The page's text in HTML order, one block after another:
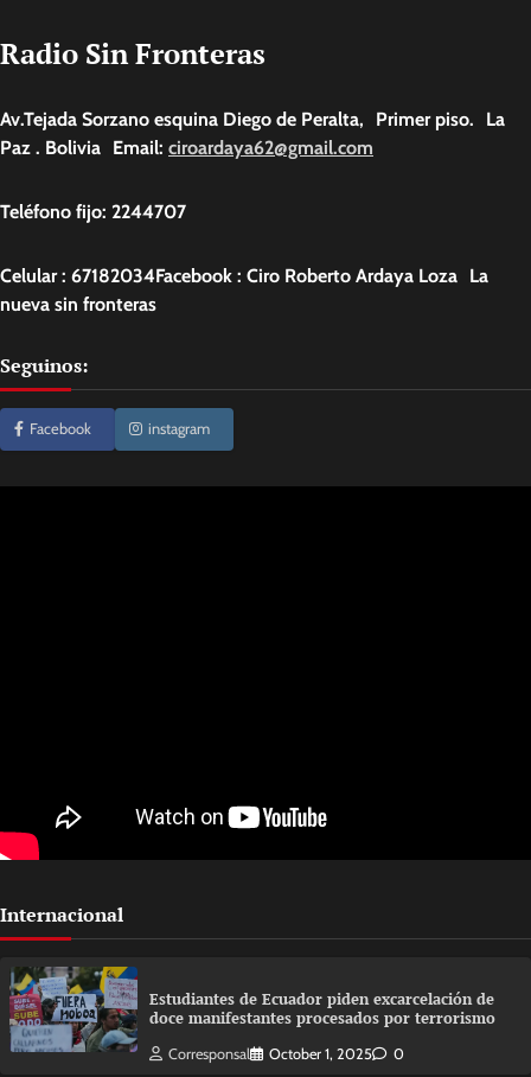
Radio Sin Fronteras
Av.Tejada Sorzano esquina Diego de Peralta, Primer piso. La
Paz . Bolivia Email: ciroardaya62@gmail.com
Teléfono fijo: 2244707
Celular : 67182034Facebook : Ciro Roberto Ardaya Loza La
nueva sin fronteras
Seguinos:
Facebook instagram
Internacional
Estudiantes de Ecuador piden excarcelación de
doce manifestantes procesados por terrorismo
Corresponsal October 1, 2025 0